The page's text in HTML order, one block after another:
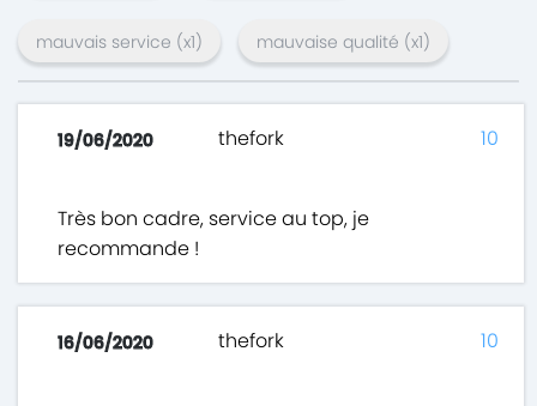
mauvais service (x1) mauvaise qualité (x1)
19/06/2020 thefork
Très bon cadre, service au top, je
recommande !
10
16/06/2020 thefork 10